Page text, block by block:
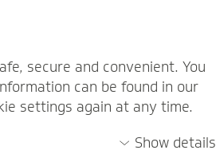
secure and convenient. You
can be found in our
settings again at any time.
Show details